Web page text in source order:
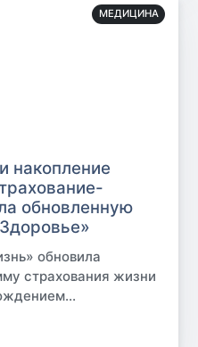
МЕДИЦИНА
накопление
обновленную
обновила
страхования жизни